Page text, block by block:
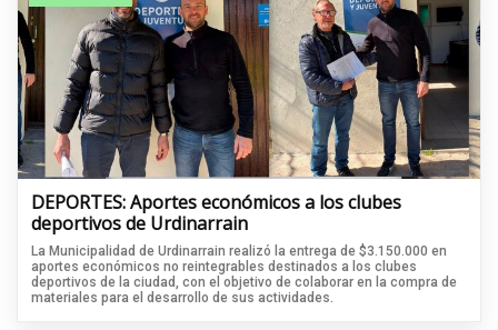
DEPORTES: Aportes económicos a los clubes
deportivos de Urdinarrain
La Municipalidad de Urdinarrain realizó la entrega de $3.150.000 en
aportes económicos no reintegrables destinados a los clubes
deportivos de la ciudad, con el objetivo de colaborar en la compra de
materiales para el desarrollo de sus actividades.